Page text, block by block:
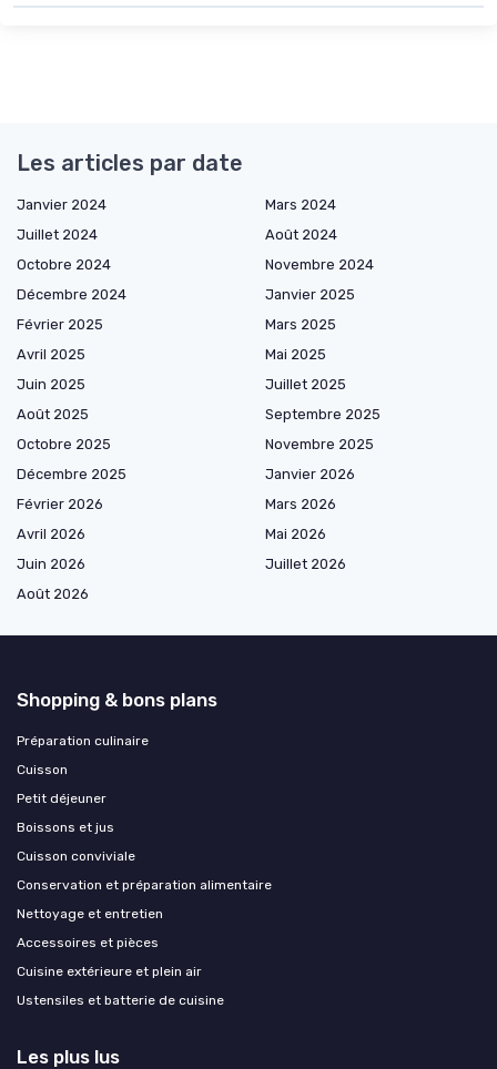
Les articles par date
Janvier 2024
Mars 2024
Juillet 2024
Août 2024
Octobre 2024
Novembre 2024
Décembre 2024
Janvier 2025
Février 2025
Mars 2025
Avril 2025
Mai 2025
Juin 2025
Juillet 2025
Août 2025
Septembre 2025
Octobre 2025
Novembre 2025
Décembre 2025
Janvier 2026
Février 2026
Mars 2026
Avril 2026
Mai 2026
Juin 2026
Juillet 2026
Août 2026
Shopping & bons plans
Préparation culinaire
Cuisson
Petit déjeuner
Boissons et jus
Cuisson conviviale
Conservation et préparation alimentaire
Nettoyage et entretien
Accessoires et pièces
Cuisine extérieure et plein air
Ustensiles et batterie de cuisine
Les plus lus